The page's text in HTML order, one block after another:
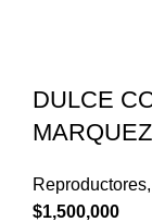
DULCE
Reproductores,
$1,500,000